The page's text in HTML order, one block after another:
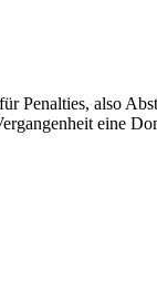
Penalties, also
eine